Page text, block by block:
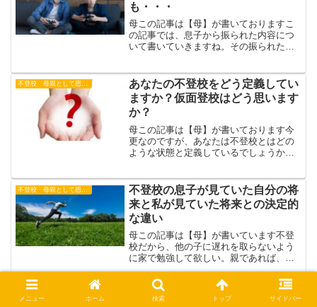
も・・・
母この記事は【母】が書いておりますこ
の記事では、息子から振られた内容につ
いて書いていきますね。その振られた内
で、必然的に人と会う機会は少なくなり
ます。親は勉強だけでなく、人...
不登校 母親として思うこと
あなたの不登校をどう定義してい
ますか？仮面登校はどう思います
か？
母この記事は【母】が書いております今
更なのですが、あなたは不登校とはどの
ような状態と定義しているでしょうか？
がありました。独りよがりな定義だった
なと気付けるのも息子の不...
不登校の息子が見ていた自分の将
来と私が見ていた将来との決定的
な違い
母この記事は【母】が書いています不登
校だから、他の子に遅れを取らないよう
に家で勉強して欲しい。親であれば、こ
のように考えることがあるのではないで
しょうか？私も他の子たちと方を並べる
ことができるようにと思っていたことが
ありました。それが息子の...
不登校を理解するために必要なこ
メニュー ホーム 検索 トップ サイドバー